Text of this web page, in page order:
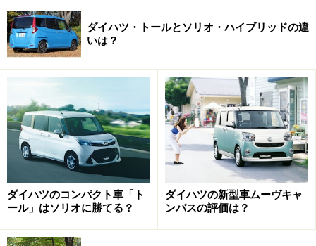
のか？
空間効率を最優先させた箱型フォルムで、両側スライドドア
を採用。ボディカラーはフェスタイエローのほか8色、ツー
トンルーフも3色設定している
ダイハツ・タントは軽自動車以外の登録車を含めた新車
販売で、2014年上半期ナンバー1に輝いており、タント
よりもさらに大きな（背の高い）ダイハツ・ウェイクを
投入する、というアナウンスを聞いた際はその必要性が
理解できなかったのも正直なところだった。
ダイハツ・トールとソリオ・ハイブリッドの違
いは？
ダイハツのコンパクト車「ト
ール」はソリオに勝てる？
ダイハツの新型車ムーヴキャ
ンバスの評価は？